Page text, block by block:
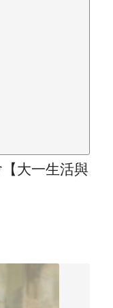
大一生活與